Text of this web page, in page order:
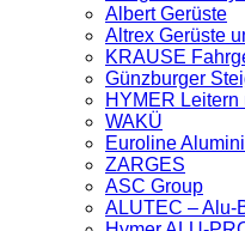
Albert Gerüste
Altrex Gerüste
KRAUSE
Günzburger
HYMER Leitern
WAKÜ
Euroline
ZARGES
ASC Group
ALUTEC – Alu-